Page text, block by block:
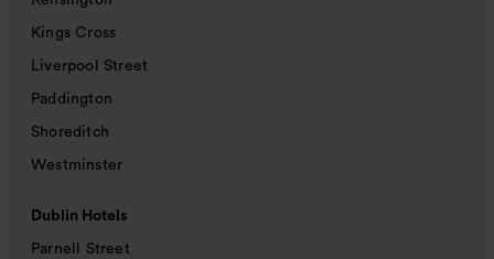
Kings Cross
Liverpool Street
Paddington
Shoreditch
Westminster
Dublin Hotels
Parnell Street